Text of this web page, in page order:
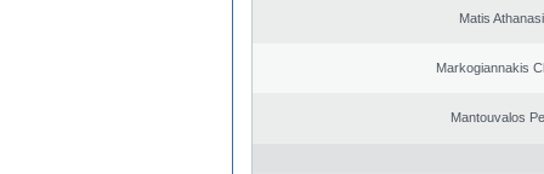
Matis
Markogiannakis
Mantouvalos